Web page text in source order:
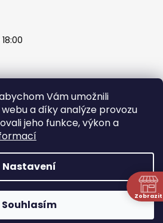
Vám umožnili
a díky analýze provozu
jeho funkce, výkon a
Nastavení
Souhlasím
Honzek. Všechna práva
vyhrazena.
Zobrazit